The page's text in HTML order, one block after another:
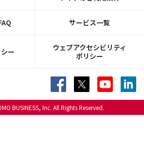
サービス一覧
ー
ウェブアクセシビリティ
ポリシー
BUSINESS, Inc. All Rights Reserved.